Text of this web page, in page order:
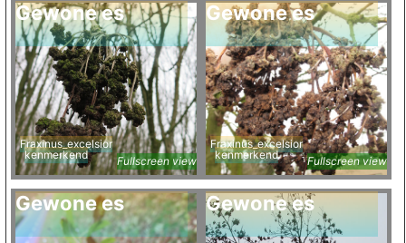
Gewone es
Fraxinus_excelsior
kenmerkend
Fullscreen view
Gewone es
Fraxinus_excelsior
kenmerkend
Fullscreen view
Gewone es Gewone es